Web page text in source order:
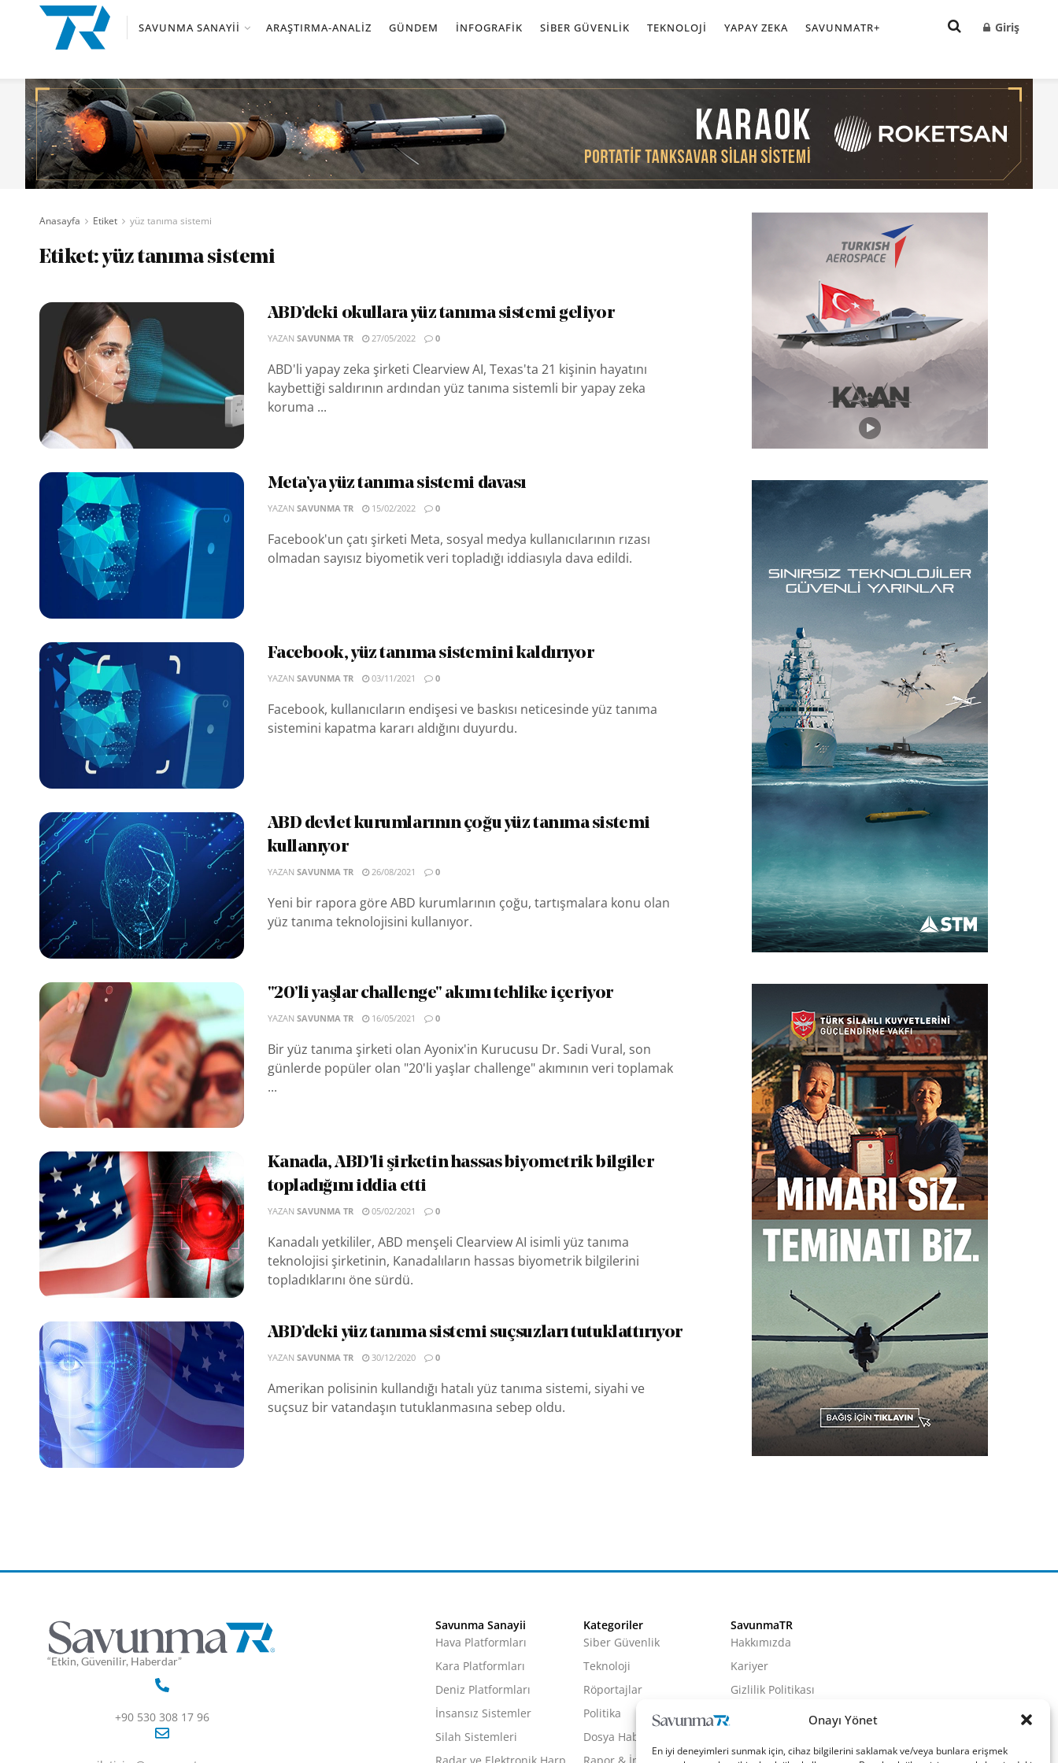
Onayı Yönet
En iyi deneyimleri sunmak için, cihaz bilgilerini saklamak ve/veya bunlara erişmek
SAVUNMA SANAYII ARAŞTIRMA-ANALIZ GÜNDEM İNFOGRAFIK SIBER GÜVENLIK TEKNOLOJI YAPAY ZEKA SAVUNMATR+ Giriş
Anasayfa Etiket yüz tanıma sistemi
Etiket:yüz tanıma sistemi
ABD’deki okullara yüz tanıma sistemi geliyor
YAZAN SAVUNMA TR 27/05/2022 0
ABD'li yapay zeka şirketi Clearview AI, Texas'ta 21 kişinin hayatını
kaybettiği saldırının ardından yüz tanıma sistemli bir yapay zeka
koruma ...
Meta’ya yüz tanıma sistemi davası
YAZAN SAVUNMA TR 15/02/2022 0
Facebook'un çatı şirketi Meta, sosyal medya kullanıcılarının rızası
olmadan sayısız biyometik veri topladığı iddiasıyla dava edildi.
Facebook, yüz tanıma sistemini kaldırıyor
YAZAN SAVUNMA TR 03/11/2021 0
Facebook, kullanıcıların endişesi ve baskısı neticesinde yüz tanıma
sistemini kapatma kararı aldığını duyurdu.
ABD devlet kurumlarının çoğu yüz tanıma sistemi
kullanıyor
YAZAN SAVUNMA TR 26/08/2021 0
Yeni bir rapora göre ABD kurumlarının çoğu, tartışmalara konu olan
yüz tanıma teknolojisini kullanıyor.
"20’li yaşlar challenge" akımı tehlike içeriyor
YAZAN SAVUNMA TR 16/05/2021 0
Bir yüz tanıma şirketi olan Ayonix'in Kurucusu Dr. Sadi Vural, son
günlerde popüler olan "20'li yaşlar challenge" akımının veri toplamak
...
Kanada, ABD’li şirketin hassas biyometrik bilgiler
topladığını iddia etti
YAZAN SAVUNMA TR 05/02/2021 0
Kanadalı yetkililer, ABD menşeli Clearview AI isimli yüz tanıma
teknolojisi şirketinin, Kanadalıların hassas biyometrik bilgilerini
topladıklarını öne sürdü.
ABD’deki yüz tanıma sistemi suçsuzları tutuklattırıyor
YAZAN SAVUNMA TR 30/12/2020 0
Amerikan polisinin kullandığı hatalı yüz tanıma sistemi, siyahi ve
suçsuz bir vatandaşın tutuklanmasına sebep oldu.
“Etkin, Güvenilir, Haberdar”
+90 530 308 17 96
Savunma Sanayii
Hava Platformları
Kara Platformları
Deniz Platformları
İnsansız Sistemler
Silah Sistemleri
Kategoriler
Siber Güvenlik
Teknoloji
Röportajlar
Politika
Dosya Haber
SavunmaTR
Hakkımızda
Kariyer
Gizlilik Politikası